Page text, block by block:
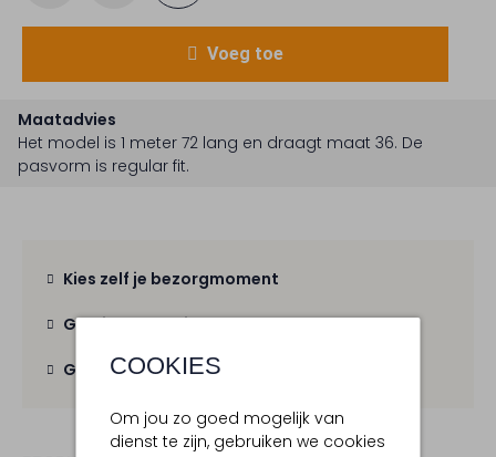
COOKIES
Om jou zo goed mogelijk van
dienst te zijn, gebruiken we cookies
Voeg toe
Maatadvies
Het model is 1 meter 72 lang en draagt maat 36. De
pasvorm is regular fit.
Kies zelf je bezorgmoment
Gratis verzendingvanaf € 100,-
Gratis retourbinnen 30 dagen